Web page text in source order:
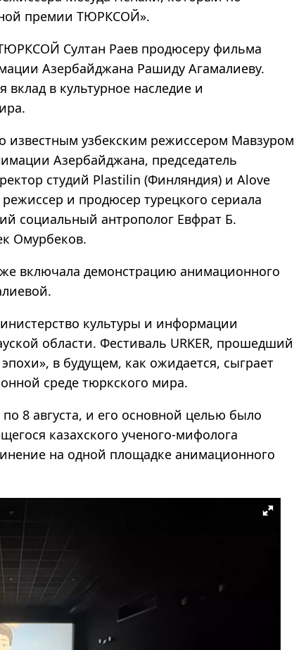
премии TЮРКСОЙ».
Султан Раев продюсеру фильма
Азербайджана Рашиду Агамалиеву.
в культурное наследие и
известным узбекским режиссером Мавзуром
Азербайджана, председатель
студий Plastilin (Финляндия) и Alove
и продюсер турецкого сериала
социальный антрополог Евфрат Б.
Омурбеков.
включала демонстрацию анимационного
культуры и информации
области. Фестиваль URKER, прошедший
в будущем, как ожидается, сыграет
среде тюркского мира.
8 августа, и его основной целью было
казахского ученого-мифолога
на одной площадке анимационного